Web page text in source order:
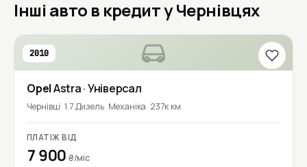
Інші авто в кредит у Чернівцях
2010
OpelAstra· Універсал
Чернівці 1.7 Дизель Механіка 237к км
ПЛАТІЖ ВІД
7 900₴/міс